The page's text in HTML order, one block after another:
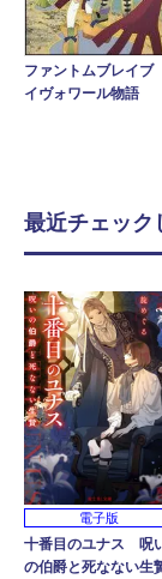
ファントムブレイブ
イヴォワール物語
最近チェック
電子版
十番目のユナス 呪
の伯爵と死なない生